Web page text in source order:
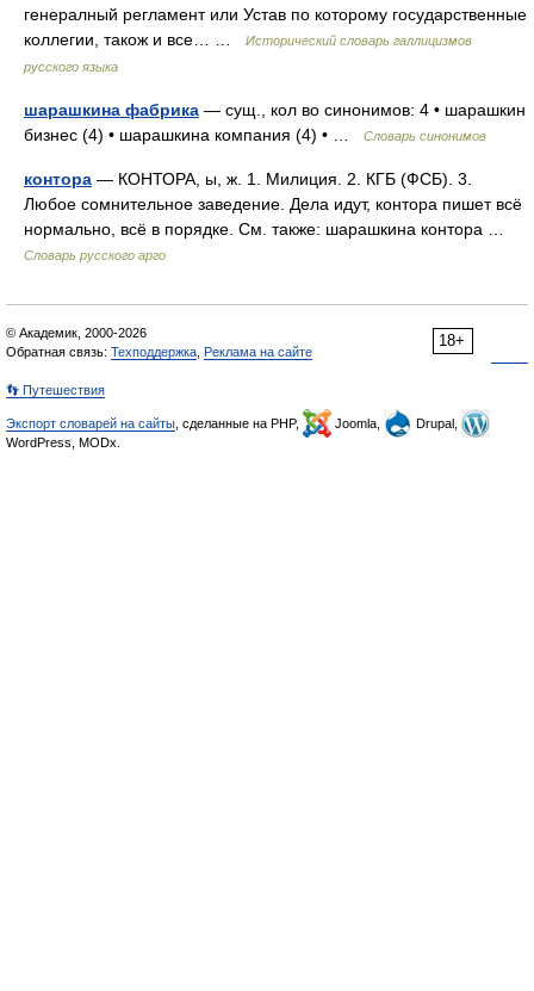
генералный регламент или Устав по которому государственные
коллегии, також и все… …
Исторический словарь галлицизмов
русского языка
шарашкина фабрика — сущ., кол во синонимов: 4 • шарашкин
бизнес (4) • шарашкина компания (4) • …
Словарь синонимов
контора — КОНТОРА, ы, ж. 1. Милиция. 2. КГБ (ФСБ). 3.
Любое сомнительное заведение. Дела идут, контора пишет всё
нормально, всё в порядке. См. также: шарашкина контора …
Словарь русского арго
18+
© Академик, 2000-2026
Обратная связь: Техподдержка Реклама на сайте
👣 Путешествия
Экспорт словарей на сайты , сделанные на PHP, Joomla,
Drupal,
WordPress, MODx.